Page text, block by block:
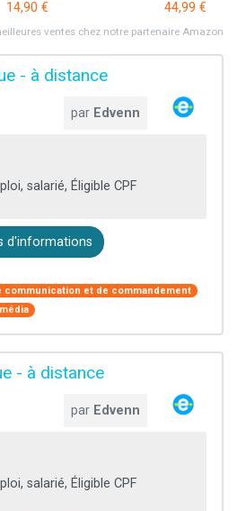
14,90 €
44,99 €
ventes chez notre partenaire Amazon
- à distance
par Edvenn
salarié, Éligible CPF
d'informations
communication et de commandement
- à distance
par Edvenn
salarié, Éligible CPF